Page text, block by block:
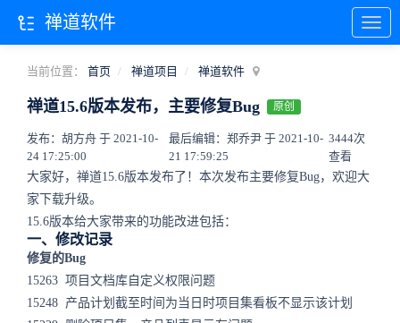
当前位置： 首页 禅道项目 禅道软件
禅道15.6版本发布，主要修复Bug 原创
发布：胡方舟 于 2021-10-
24 17:25:00
最后编辑：郑乔尹 于 2021-10-
21 17:59:25
3444次
查看
大家好，禅道15.6版本发布了！本次发布主要修复Bug，欢迎大
家下载升级。
15.6版本给大家带来的功能改进包括：
一、修改记录
修复的Bug
15263 项目文档库自定义权限问题
15248 产品计划截至时间为当日时项目集看板不显示该计划
禅道软件